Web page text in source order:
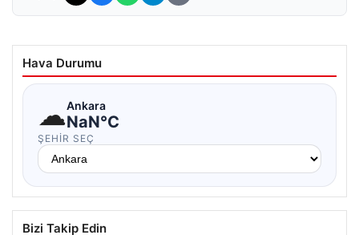
Hava Durumu
☁Ankara
NaN°C
ŞEHIR SEÇ
Bizi Takip Edin